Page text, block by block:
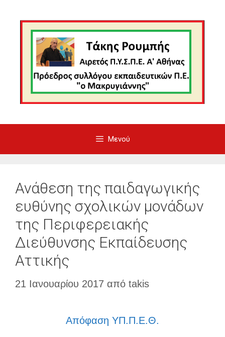
περιεχόμενο
Μενού
Ανάθεση της παιδαγωγικής
ευθύνης σχολικών μονάδων
της Περιφερειακής
Διεύθυνσης Εκπαίδευσης
Αττικής
21 Ιανουαρίου 2017 από takis
Απόφαση ΥΠ.Π.Ε.Θ.